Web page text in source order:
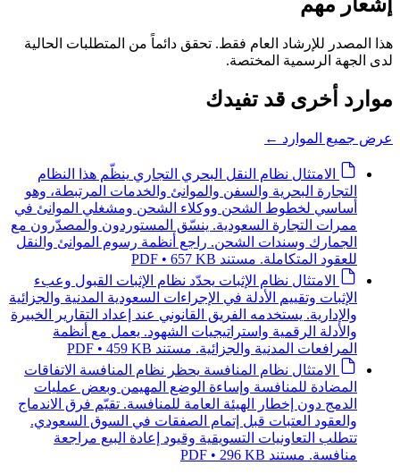
هذا المصدر للإرشاد العام فقط. تحقق دائماً من المتطلبات الحالية
لدى الجهة الرسمية المختصة.
موارد أخرى قد تفيدك
عرض جميع الموارد ←
الامتثال نظام النقل البحري التجاري ينظّم هذا النظام
التجارة البحرية والسفن والموانئ والخدمات المرتبطة، وهو
أساسي لخطوط الشحن ووكلاء الشحن ومشغلي الموانئ في
ممرات التجارة السعودية. ينسّق المستوردون والمصدّرون مع
الجمارك وسندات الشحن. راجع أنظمة رسوم الموانئ والنقل
للعقود المتكاملة. مستند PDF • 657 KB
الامتثال نظام الإثبات يحدّد نظام الإثبات القبول وعبء
الإثبات وتقييم الأدلة في الإجراءات السعودية المدنية والجزائية
والإدارية. يستخدمه الفريق القانوني عند إعداد التقارير الخبيرة
والأدلة الرقمية واستراتيجيات الشهود. يعمل مع أنظمة
المرافعات المدنية والجزائية. مستند PDF • 459 KB
الامتثال نظام المنافسة يحظر نظام المنافسة الاتفاقات
المضادة للمنافسة وإساءة الوضع المهيمن وبعض عمليات
الدمج دون إخطار الهيئة العامة للمنافسة. تقيّم فرق الاندماج
والعقود العتبات قبل إتمام الصفقات في السوق السعودي.
تتطلب التعاونيات التسويقية وقيود إعادة البيع مراجعة
منافسة. مستند PDF • 296 KB